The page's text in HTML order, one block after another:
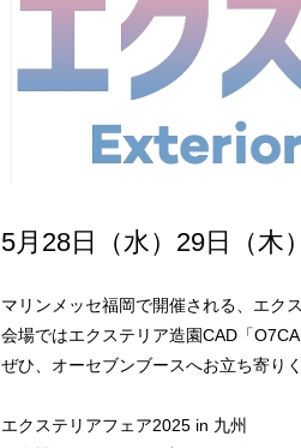
5月28日（水）29日（木
マリンメッセ福岡で開催される、エク
会場ではエクステリア造園CAD「
ぜひ、オーセブンブースへお立ち寄りく
エクステリアフェア2025 in 九州